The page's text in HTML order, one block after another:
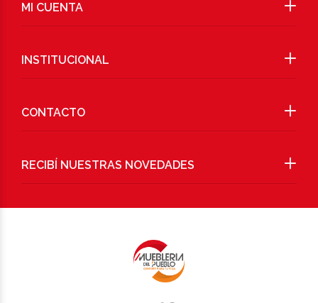
RECIBÍ NUESTRAS NOVEDADES
MI CUENTA
INSTITUCIONAL
CONTACTO